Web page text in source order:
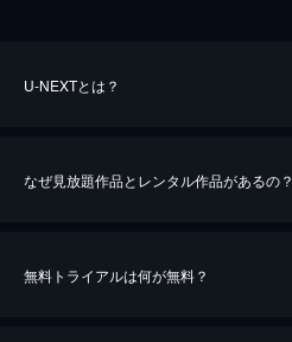
U-NEXTとは？
なぜ見放題作品とレンタル作品があるの？
無料トライアルは何が無料？